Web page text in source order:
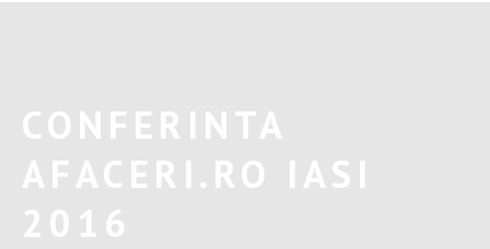
CONFERINTA
AFACERI.RO IASI
2016